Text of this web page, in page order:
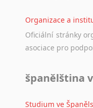
Organizace a
Oficiální stránky
asociace pro
španělština
Studium ve